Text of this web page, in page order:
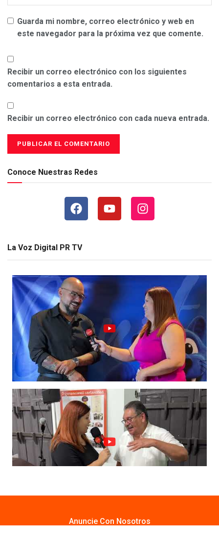
Guarda mi nombre, correo electrónico y web en
este navegador para la próxima vez que comente.
Recibir un correo electrónico con los siguientes
comentarios a esta entrada.
Recibir un correo electrónico con cada nueva entrada.
Conoce Nuestras Redes
La Voz Digital PR TV
Anuncie Con Nosotros